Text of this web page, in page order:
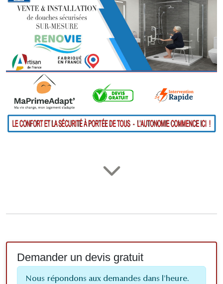
Demander un devis gratuit
Nous répondons aux demandes dans l'heure.